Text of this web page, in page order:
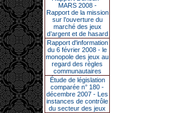
MARS 2008 -
Rapport de la mission
sur l’ouverture du
marché des jeux
d’argent et de hasard
Rapport d'information
du 6 février 2008 - le
monopole des jeux au
regard des règles
communautaires
Étude de législation
comparée n° 180 -
décembre 2007 - Les
instances de contrôle
du secteur des jeux